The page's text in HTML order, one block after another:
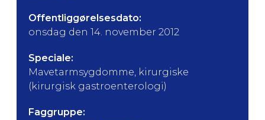
Offentliggørelsesdato:
onsdag den 14. november 2012
Speciale:
Mavetarmsygdomme, kirurgiske
(kirurgisk gastroenterologi)
Faggruppe: